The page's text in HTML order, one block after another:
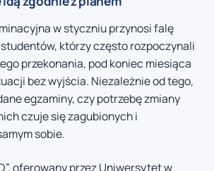
w styczniu przynosi falę
którzy często rozpoczynali
przekonania, pod koniec miesiąca
bez wyjścia. Niezależnie od tego,
egzaminy, czy potrzebę zmiany
czuje się zagubionych i
sobie.
oferowany przez Uniwersytet w